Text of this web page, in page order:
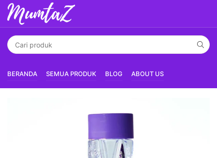
BERANDA SEMUA PRODUK BLOG ABOUT US